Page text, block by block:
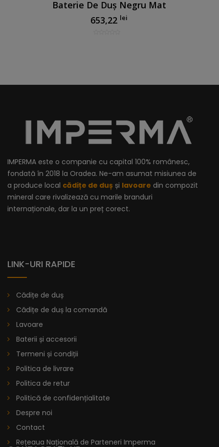
Baterie De Duș Negru Mat
653,22 lei
IMPERMA este o companie cu capital 100% românesc,
fondată în 2018 la Oradea. Ne-am asumat misiunea de
a produce local cădițe de duș și lavoare din compozit
mineral care rivalizează cu marile branduri
internaționale, dar la un preț corect.
LINK-URI RAPIDE
Cădițe de duș
Cădițe de duș la comandă
Lavoare
Baterii și accesorii
Termeni și condiții
Politica de livrare
Politica de retur
Politică de confidențialitate
Despre noi
Contact
Rețeaua Națională de Parteneri Imperma